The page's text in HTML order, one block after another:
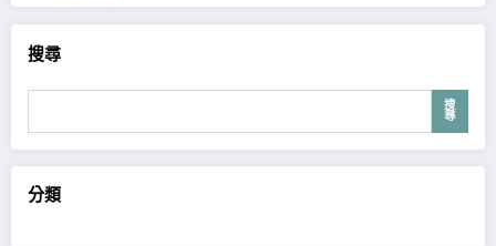
搜尋
搜
尋
分類